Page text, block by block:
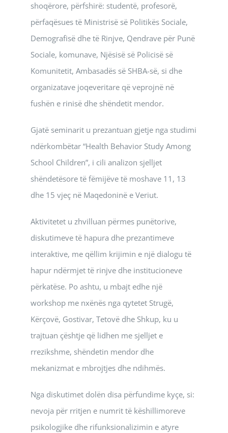
shoqërore, përfshirë: studentë, profesorë,
përfaqësues të Ministrisë së Politikës Sociale,
Demografisë dhe të Rinjve, Qendrave për Punë
Sociale, komunave, Njësisë së Policisë së
Komunitetit, Ambasadës së SHBA-së, si dhe
organizatave joqeveritare që veprojnë në
fushën e rinisë dhe shëndetit mendor.
Gjatë seminarit u prezantuan gjetje nga studimi
ndërkombëtar “Health Behavior Study Among
School Children”, i cili analizon sjelljet
shëndetësore të fëmijëve të moshave 11, 13
dhe 15 vjeç në Maqedoninë e Veriut.
Aktivitetet u zhvilluan përmes punëtorive,
diskutimeve të hapura dhe prezantimeve
interaktive, me qëllim krijimin e një dialogu të
hapur ndërmjet të rinjve dhe institucioneve
përkatëse. Po ashtu, u mbajt edhe një
workshop me nxënës nga qytetet Strugë,
Kërçovë, Gostivar, Tetovë dhe Shkup, ku u
trajtuan çështje që lidhen me sjelljet e
rrezikshme, shëndetin mendor dhe
mekanizmat e mbrojtjes dhe ndihmës.
Nga diskutimet dolën disa përfundime kyçe, si:
nevoja për rritjen e numrit të këshillimoreve
psikologjike dhe rifunksionalizimin e atyre